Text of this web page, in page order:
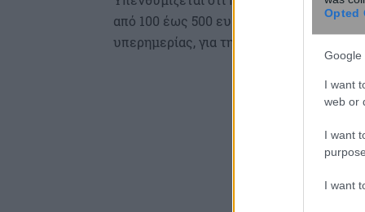
Opted
Google
I want
web or
I want
I want
από 100 έως 500 ευρώ, ανάλογα με την
υπερημερίας, για την εκπρόθεσμη